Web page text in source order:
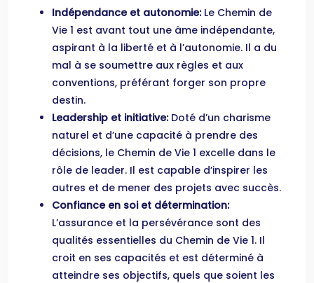
Indépendance et autonomie: Le Chemin de
Vie 1 est avant tout une âme indépendante,
aspirant à la liberté et à l’autonomie. Il a du
mal à se soumettre aux règles et aux
conventions, préférant forger son propre
destin.
Leadership et initiative: Doté d’un charisme
naturel et d’une capacité à prendre des
décisions, le Chemin de Vie 1 excelle dans le
rôle de leader. Il est capable d’inspirer les
autres et de mener des projets avec succès.
Confiance en soi et détermination:
L’assurance et la persévérance sont des
qualités essentielles du Chemin de Vie 1. Il
croit en ses capacités et est déterminé à
atteindre ses objectifs, quels que soient les